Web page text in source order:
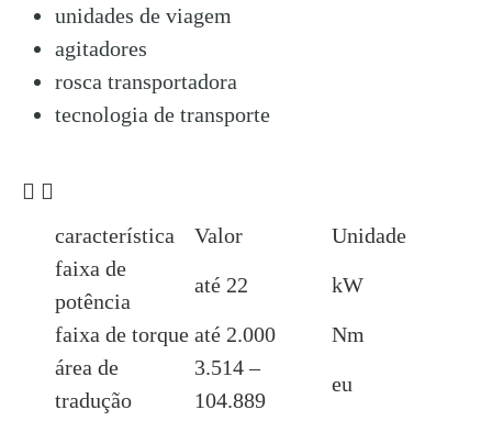
unidades de viagem
agitadores
rosca transportadora
tecnologia de transporte
característica
Valor
Unidade
faixa de
potência
até 22 kW
faixa de torque até 2.000
Nm
área de
tradução
3.514 –
104.889
eu